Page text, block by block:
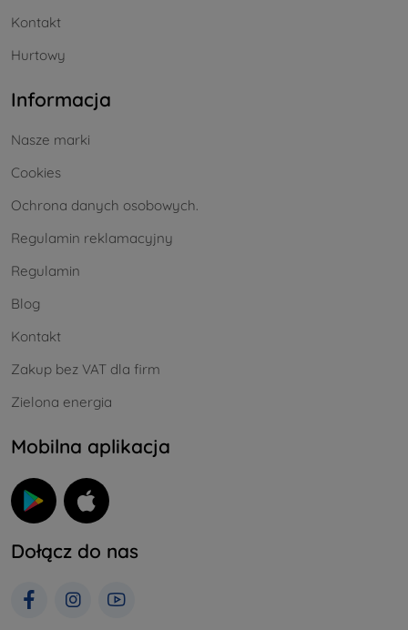
Kontakt
Hurtowy
Informacja
Nasze marki
Cookies
Ochrona danych osobowych.
Regulamin reklamacyjny
Regulamin
Blog
Kontakt
Zakup bez VAT dla firm
Zielona energia
Mobilna aplikacja
Dołącz do nas